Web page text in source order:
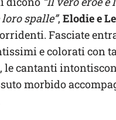
spalle”, Elodie e
Fasciate
e colorati con
le cantanti
morbido